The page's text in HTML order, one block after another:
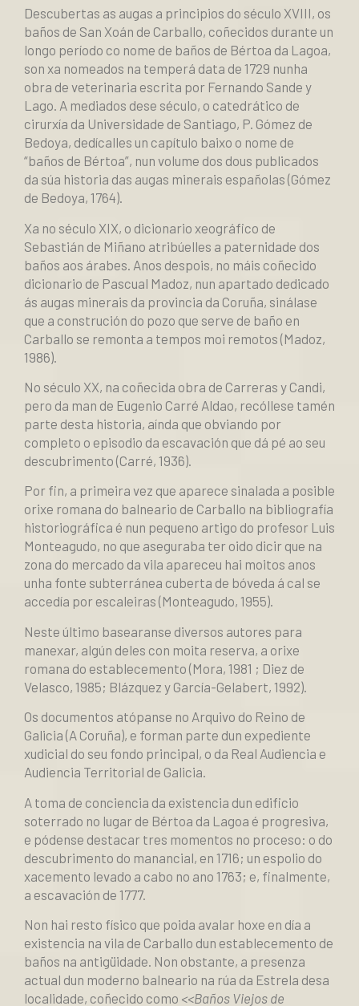
Descubertas as augas a principios do século XVIII, os
baños de San Xoán de Carballo, coñecidos durante un
longo período co nome de baños de Bértoa da Lagoa,
son xa nomeados na temperá data de 1729 nunha
obra de veterinaria escrita por Fernando Sande y
Lago. A mediados dese século, o catedrático de
cirurxía da Universidade de Santiago, P. Gómez de
Bedoya, dedícalles un capítulo baixo o nome de
“baños de Bértoa”, nun volume dos dous publicados
da súa historia das augas minerais españolas (Gómez
de Bedoya, 1764).
Xa no século XIX, o dicionario xeográfico de
Sebastián de Miñano atribúelles a paternidade dos
baños aos árabes. Anos despois, no máis coñecido
dicionario de Pascual Madoz, nun apartado dedicado
ás augas minerais da provincia da Coruña, sinálase
que a construción do pozo que serve de baño en
Carballo se remonta a tempos moi remotos (Madoz,
1986).
No século XX, na coñecida obra de Carreras y Candi,
pero da man de Eugenio Carré Aldao, recóllese tamén
parte desta historia, aínda que obviando por
completo o episodio da escavación que dá pé ao seu
descubrimento (Carré, 1936).
Por fin, a primeira vez que aparece sinalada a posible
orixe romana do balneario de Carballo na bibliografía
historiográfica é nun pequeno artigo do profesor Luis
Monteagudo, no que aseguraba ter oido dicir que na
zona do mercado da vila apareceu hai moitos anos
unha fonte subterránea cuberta de bóveda á cal se
accedía por escaleiras (Monteagudo, 1955).
Neste último basearanse diversos autores para
manexar, algún deles con moita reserva, a orixe
romana do establecemento (Mora, 1981 ; Diez de
Velasco, 1985; Blázquez y García-Gelabert, 1992).
Os documentos atópanse no Arquivo do Reino de
Galicia (A Coruña), e forman parte dun expediente
xudicial do seu fondo principal, o da Real Audiencia e
Audiencia Territorial de Galicia.
A toma de conciencia da existencia dun edificio
soterrado no lugar de Bértoa da Lagoa é progresiva,
e pódense destacar tres momentos no proceso: o do
descubrimento do manancial, en 1716; un espolio do
xacemento levado a cabo no ano 1763; e, finalmente,
a escavación de 1777.
Non hai resto físico que poida avalar hoxe en día a
existencia na vila de Carballo dun establecemento de
baños na antigüidade. Non obstante, a presenza
actual dun moderno balneario na rúa da Estrela desa
localidade, coñecido como <<Baños Viejos de